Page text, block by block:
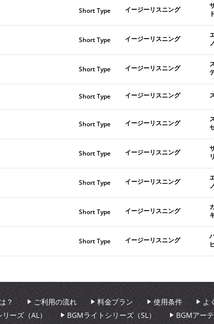
Short Type イージーリスニング
Short Type イージーリスニング
Short Type イージーリスニング
Short Type イージーリスニング
Short Type イージーリスニング
Short Type イージーリスニング
Short Type イージーリスニング
Short Type イージーリスニング
Short Type イージーリスニング
？ ご利用の流れ 料金プラン 使用条件 よ
ーズ（AL）
BGMライトシリーズ（SL） BGMアー